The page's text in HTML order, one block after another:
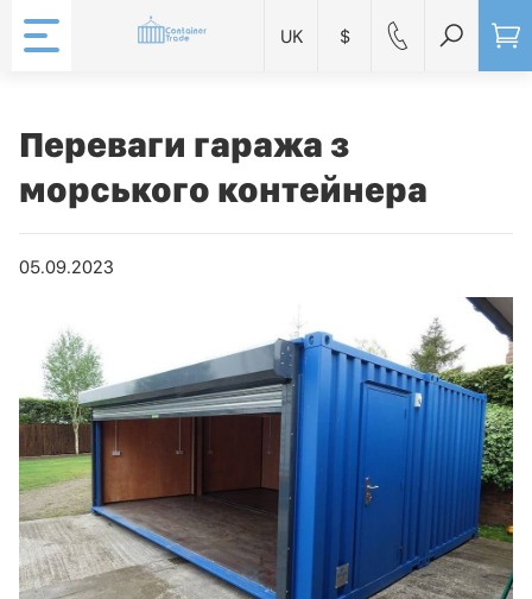
UK $
Переваги гаража з
морського контейнера
05.09.2023